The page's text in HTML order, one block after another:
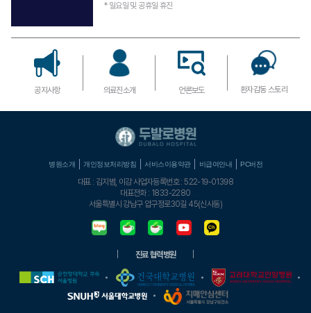
* 일요일 및 공휴일 휴진
공지사항 의료진소개 언론보도 환자감동 스토리
병원소개 개인정보처리방침 서비스이용약관 비급여안내 PC버전
대표 : 김지범, 이강 사업자등록번호 : 522-19-01398
대표전화 : 1833-2280
서울특별시 강남구 압구정로30길 45(신사동)
진료 협력병원